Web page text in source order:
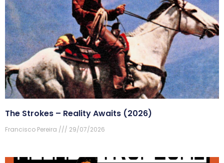
The Strokes – Reality Awaits (2026)
Francisco Pereira 29/07/2026